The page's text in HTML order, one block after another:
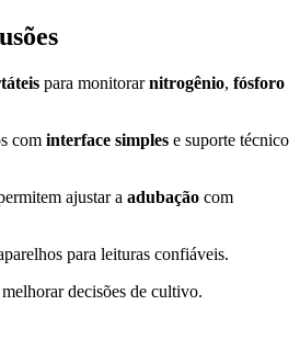
para monitorarnitrogênio, fósforo
com interface simples e suporte técnico
ajustar a adubação com
para leituras confiáveis.
decisões de cultivo.